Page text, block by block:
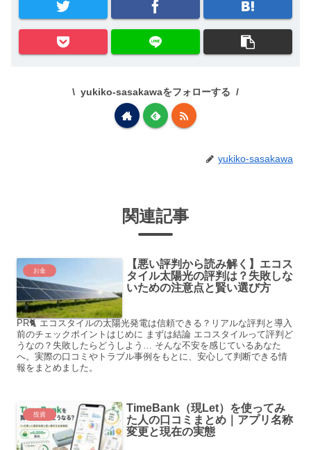
yukiko-sasakawaをフォローする
yukiko-sasakawa
関連記事
お金
【悪い評判から読み解く】エコス
タイル太陽光の評判は？失敗しな
いための注意点と賢い選び方
PR🐈 エコスタイルの太陽光発電は信頼できる？リアルな評判と導入
前のチェックポイントはじめに まずは結論 エコスタイルって評判ど
うなの？失敗したらどうしよう… そんな不安を感じているあなた
へ。実際の口コミやトラブル事例をもとに、安心して判断できる情
報をまとめました。
投資
TimeBank（現Let）を使ってみ
た人の口コミまとめ｜アプリ名称
変更と現在の実態